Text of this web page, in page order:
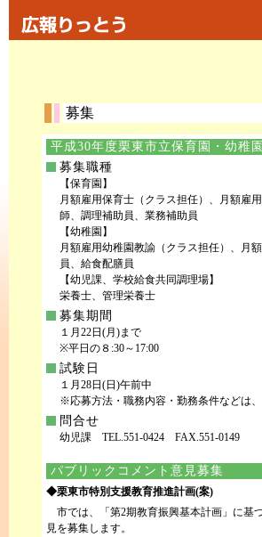
募集
平成30年度栗東市立保育園・幼稚
募集職種
【保育園】
月額雇用保育士（クラス担任）、月額雇
師、調理補助員、業務補助員
【幼稚園】
月額雇用幼稚園教諭（クラス担任）、月
員、給食配膳員
【幼児課、学校給食共同調理場】
栄養士、管理栄養士
募集期間
１月22日(月)まで
※平日の８:30～17:00
試験日
１月28日(日)午前中
※応募方法・職務内容・勤務条件などは
問合せ
幼児課 TEL.551-0424 FAX.551-0149
パブリックコメント意見募集
◆栗東市特別支援教育推進計画(案)
市では、「第2期教育振興基本計画」に基
見を募集します。